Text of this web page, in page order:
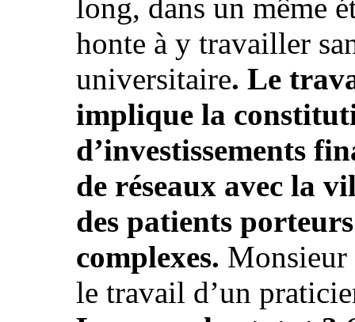
long, dans un même
honte à y travailler
universitaire. Le
implique la
d’investissements
de réseaux avec la
des patients
complexes. Monsieur
le travail d’un